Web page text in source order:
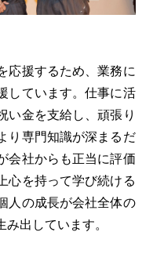
応援するため、業務に
しています。仕事に活
い金を支給し、頑張り
り専門知識が深まるだ
会社からも正当に評価
心を持って学び続ける
人の成長が会社全体の
出しています。